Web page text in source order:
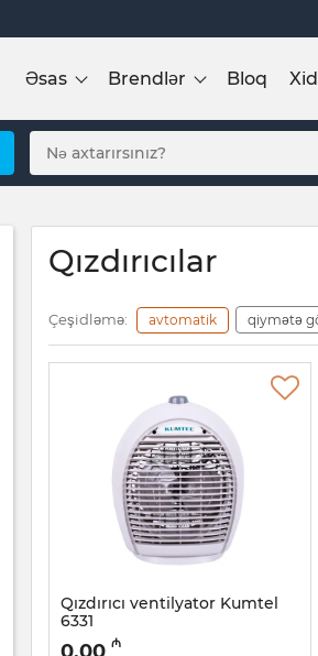
Əsas Brendlər Bloq
Qızdırıcılar
Çeşidləmə: avtomatik qiymətə
Qızdırıcı ventilyator Kumtel
6331
Artikul: 014001010
₼